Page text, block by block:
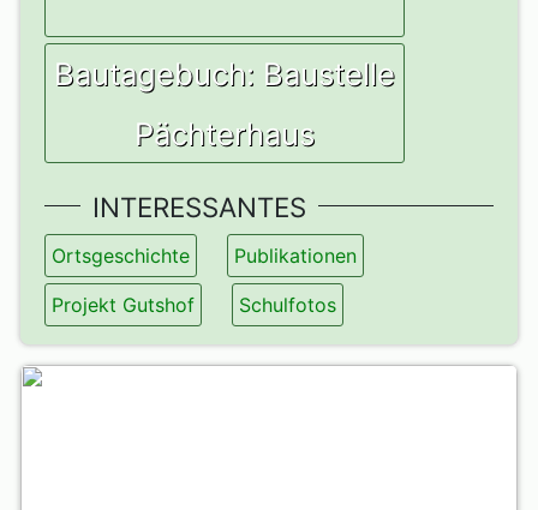
Bautagebuch: Baustelle
Pächterhaus
INTERESSANTES
Ortsgeschichte Publikationen
Projekt Gutshof Schulfotos